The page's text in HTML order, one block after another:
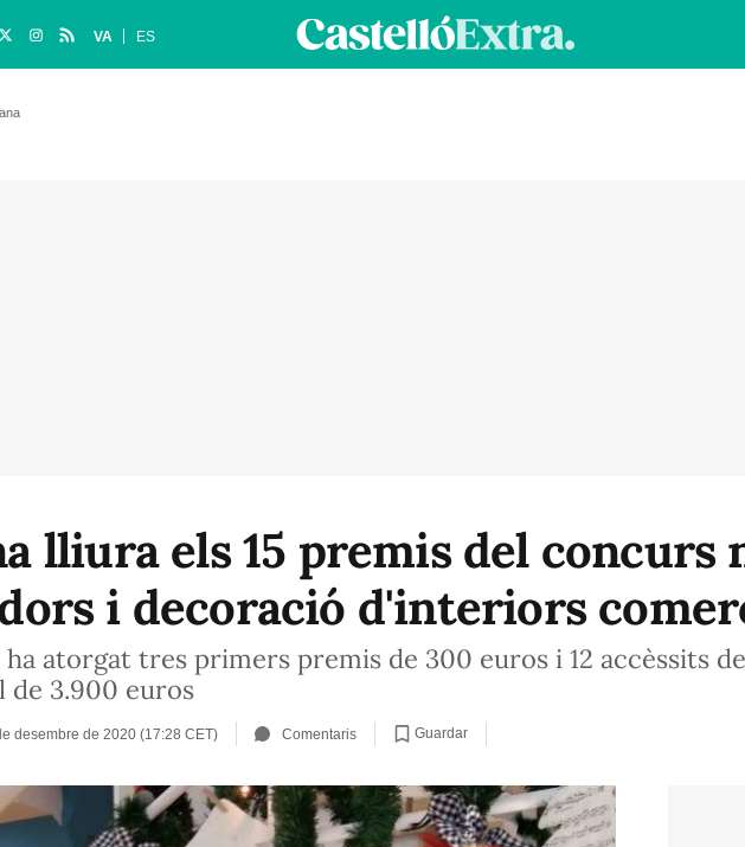
VA ES
lliura els 15 premis del concurs
i decoració d'interiors
atorgat tres primers premis de 300 euros i 12 accèssits
3.900 euros
desembre de 2020 (17:28 CET) Comentaris Guardar